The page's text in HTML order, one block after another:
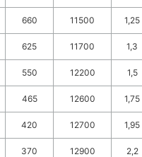
660 11500 1,25
625 11700 1,3
550 12200 1,5
465 12600 1,75
420 12700 1,95
370 12900 2,2